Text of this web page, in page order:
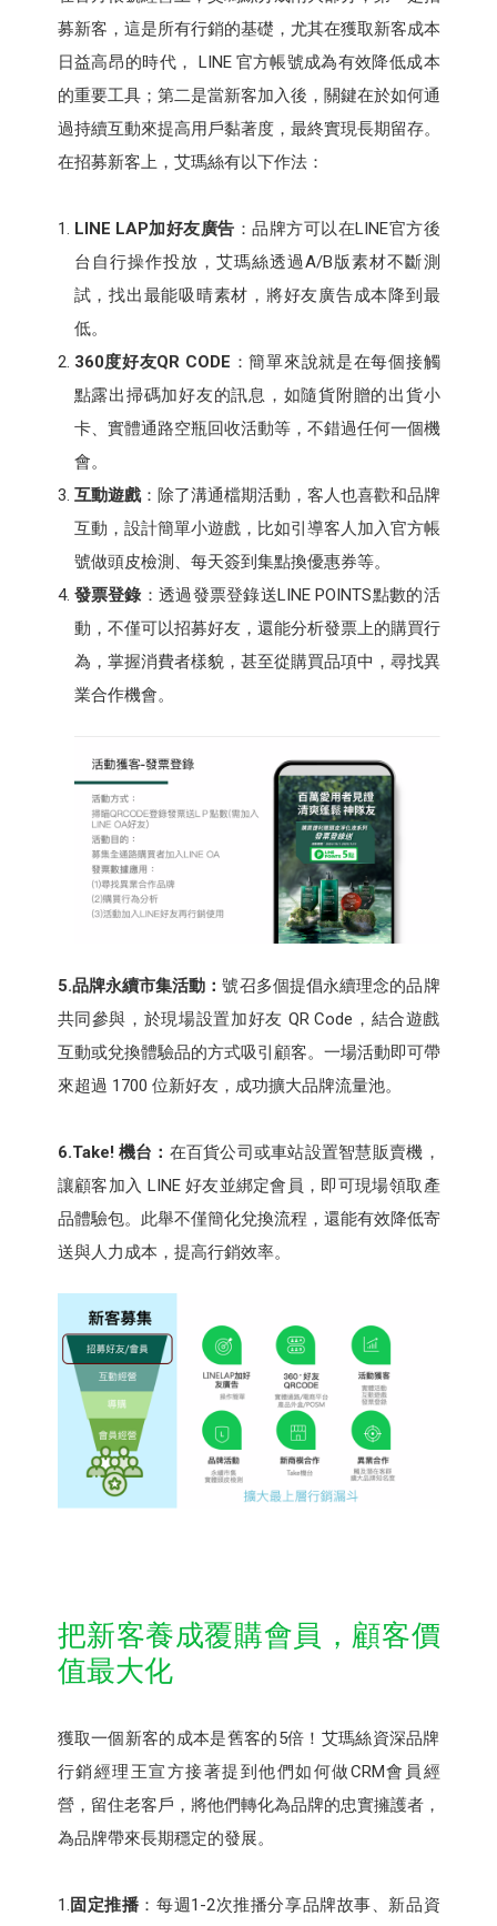
募新客，這是所有行銷的基礎，尤其在獲取新客成本
日益高昂的時代， LINE 官方帳號成為有效降低成本
的重要工具；第二是當新客加入後，關鍵在於如何通
過持續互動來提高用戶黏著度，最終實現長期留存。
在招募新客上，艾瑪絲有以下作法：
LINE LAP加好友廣告 ：品牌方可以在LINE官方後
台自行操作投放，艾瑪絲透過A/B版素材不斷測
試，找出最能吸晴素材，將好友廣告成本降到最
低。
360度好友QR CODE ：簡單來說就是在每個接觸
點露出掃碼加好友的訊息，如隨貨附贈的出貨小
卡、實體通路空瓶回收活動等，不錯過任何一個機
會。
互動遊戲：除了溝通檔期活動，客人也喜歡和品牌
互動，設計簡單小遊戲，比如引導客人加入官方帳
號做頭皮檢測、每天簽到集點換優惠券等。
發票登錄：透過發票登錄送LINE POINTS點數的活
動，不僅可以招募好友，還能分析發票上的購買行
為，掌握消費者樣貌，甚至從購買品項中，尋找異
業合作機會。
5.品牌永續市集活動：號召多個提倡永續理念的品牌
共同參與，於現場設置加好友 QR Code，結合遊戲
互動或兌換體驗品的方式吸引顧客。一場活動即可帶
來超過 1700 位新好友，成功擴大品牌流量池。
6.Take! 機台： 在百貨公司或車站設置智慧販賣機，
讓顧客加入 LINE 好友並綁定會員，即可現場領取產
品體驗包。此舉不僅簡化兌換流程，還能有效降低寄
送與人力成本，提高行銷效率。
把新客養成覆購會員，顧客價
值最大化
獲取一個新客的成本是舊客的5倍！艾瑪絲資深品牌
行銷經理王宣方接著提到他們如何做CRM會員經
營，留住老客戶，將他們轉化為品牌的忠實擁護者，
為品牌帶來長期穩定的發展。
1.固定推播 ：每週1-2次推播分享品牌故事、新品資